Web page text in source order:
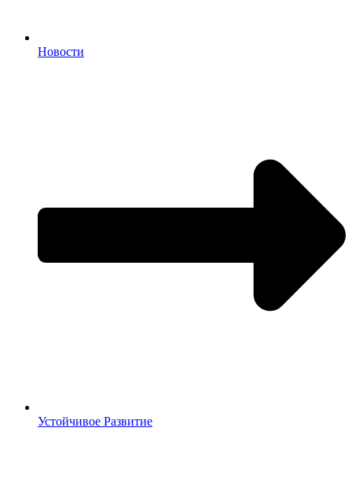
Новости
Устойчивое Развитие